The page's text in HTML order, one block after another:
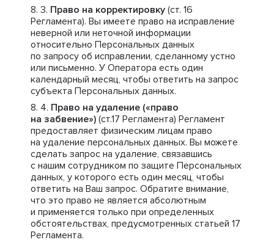
Право на корректировку (ст. 16
Регламента). Вы имеете право на исправление
неверной или неточной информации
относительно Персональных данных
по запросу об исправлении, сделанному устно
или письменно. У Оператора есть один
календарный месяц, чтобы ответить на запрос
субъекта Персональных данных.
Право на удаление («право
на забвение») (ст.17 Регламента) Регламент
предоставляет физическим лицам право
на удаление персональных данных. Вы можете
сделать запрос на удаление, связавшись
с нашим сотрудником по защите Персональных
данных, у которого есть один месяц, чтобы
ответить на Ваш запрос. Обратите внимание,
что это право не является абсолютным
и применяется только при определенных
обстоятельствах, предусмотренных статьей 17
Регламента.